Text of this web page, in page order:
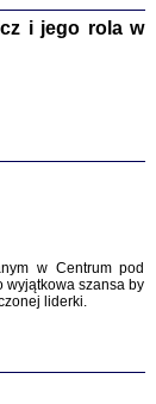
2017
getcie i okupowanej
2016
i jego rola w
w Centrum pod
wyjątkowa szansa by
liderki.